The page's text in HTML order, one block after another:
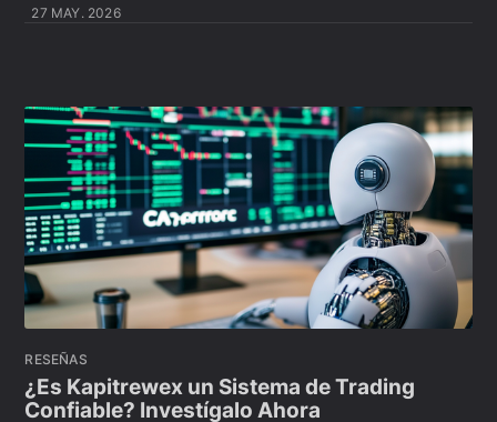
27 MAY. 2026
RESEÑAS
¿Es Kapitrewex un Sistema de Trading
Confiable? Investígalo Ahora